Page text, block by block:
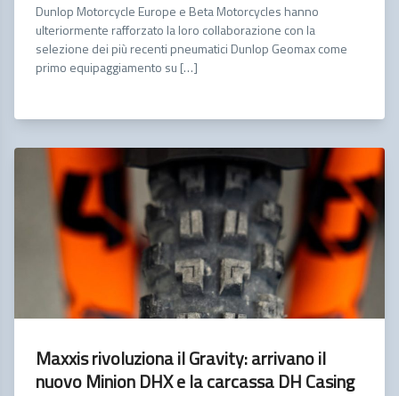
Dunlop Motorcycle Europe e Beta Motorcycles hanno
ulteriormente rafforzato la loro collaborazione con la
selezione dei più recenti pneumatici Dunlop Geomax come
primo equipaggiamento su […]
Maxxis rivoluziona il Gravity: arrivano il
nuovo Minion DHX e la carcassa DH Casing